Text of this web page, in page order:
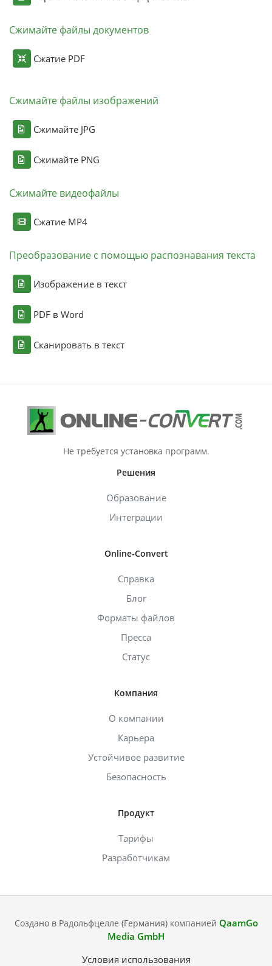
Сжимайте файлы документов
Сжатие PDF
Сжимайте файлы изображений
Сжимайте JPG
Сжимайте PNG
Сжимайте видеофайлы
Сжатие MP4
Преобразование с помощью распознавания текста
Изображение в текст
PDF в Word
Сканировать в текст
Не требуется установка программ.
Решения
Образование
Интеграции
Online-Convert
Справка
Блог
Форматы файлов
Пресса
Статус
Компания
О компании
Карьера
Устойчивое развитие
Безопасность
Продукт
Тарифы
Разработчикам
Создано в Радольфцелле (Германия) компанией QaamGo
Media GmbH
Условия использования